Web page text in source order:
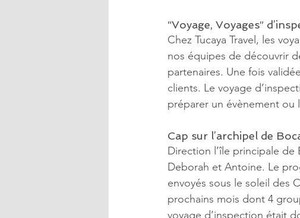
“Voyage, Voyages”
Chez Tucaya Travel, les
nos équipes de découvrir
partenaires. Une fois
clients. Le voyage
préparer un évènement ou
Cap sur l’archipel de
Direction l’île principale
Deborah et Antoine. Le
envoyés sous le soleil des
prochains mois dont 4
voyage d’inspection était